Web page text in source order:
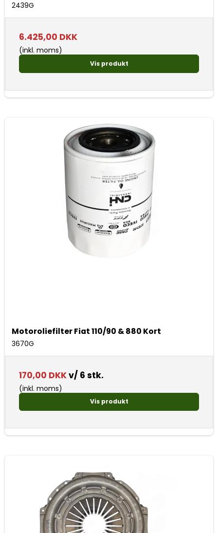
2439G
6.425,00 DKK
(inkl. moms)
Vis produkt
Motoroliefilter Fiat 110/90 & 880 Kort
3670G
170,00 DKKv/ 6 stk.
(inkl. moms)
Vis produkt